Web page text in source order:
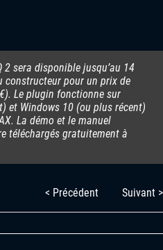
2 sera disponible jusqu’au 14
constructeur pour un prix de
Le plugin fonctionne sur
et Windows 10 (ou plus récent)
La démo et le manuel
téléchargés gratuitement à
< Précédent Suivant >